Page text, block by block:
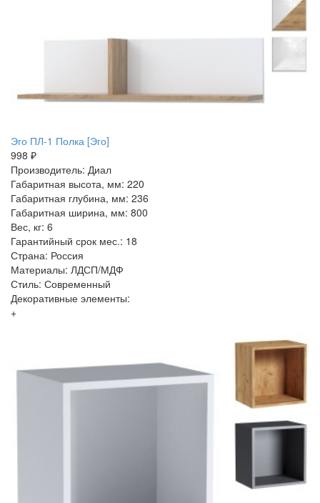
Эго ПЛ-1 Полка [Эго]
998 ₽
Производитель: Диал
Габаритная высота, мм: 220
Габаритная глубина, мм: 236
Габаритная ширина, мм: 800
Вес, кг: 6
Гарантийный срок мес.: 18
Страна: Россия
Материалы: ЛДСП/МДФ
Стиль: Современный
Декоративные элементы:
+